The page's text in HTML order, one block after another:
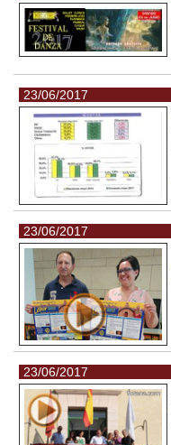
23/06/2017
23/06/2017
23/06/2017